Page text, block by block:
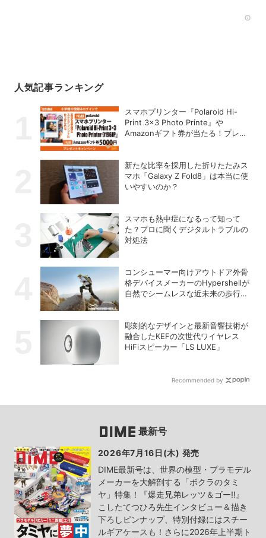
人気記事ランキング
スマホプリンター『Polaroid Hi-
Print 3×3 Photo Printe』や
Amazonギフト券が当たる！プレゼ
新たな比率を採用した折りたたみス
マホ「Galaxy Z Fold8」は本当に使
いやすいのか？
スマホも熱中症になるって知って
た？プロに聞くデジタルトラブルの
対処法
コンシューマー向けアウトドア外骨
格デバイスメーカーのHypershellが
自然でシームレスな近未来の歩行体
彫刻的なデザインと最新音響技術が
融合したKEFの次世代ワイヤレス
HiFiスピーカー「LS LUXE」
Recommended by
最新号
2026年7月16日(木) 発売
DIME最新号は、世界の模型・プラモデル
メーカーを大解剖する「ボクラのタミ
ヤ」特集！『爆走兄弟レッツ＆ゴー!!』
こしたてつひろ先生インタビュー＆描き
下ろしピンナップ、特別付録にはスチー
ルギアケースも！さらに2026年上半期ト